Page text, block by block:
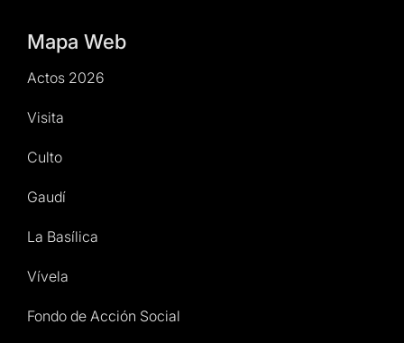
Mapa Web
Actos 2026
Visita
Culto
Gaudí
La Basílica
Vívela
Fondo de Acción Social